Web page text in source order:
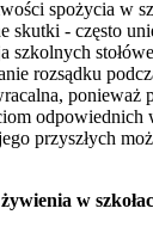
spożycia w
skutki - często
szkolnych
rozsądku
ponieważ
przyszłych
w